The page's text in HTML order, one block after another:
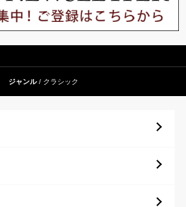
ジャンル クラシック